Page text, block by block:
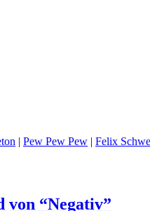
| Pew Pew Pew | Felix
von “Negativ”